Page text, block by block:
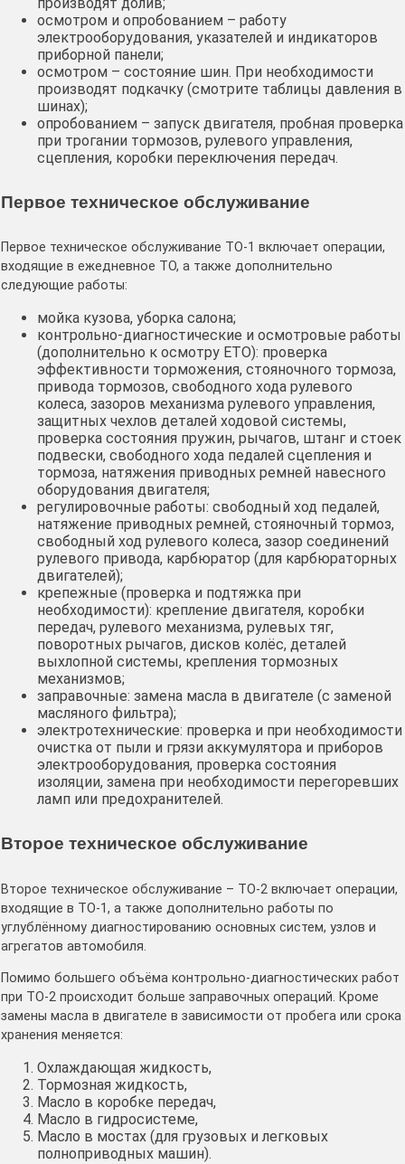
осмотром и опробованием – работу
электрооборудования, указателей и индикаторов
приборной панели;
осмотром – состояние шин. При необходимости
производят подкачку (смотрите таблицы давления в
шинах);
опробованием – запуск двигателя, пробная проверка
при трогании тормозов, рулевого управления,
сцепления, коробки переключения передач.
Первое техническое обслуживание
Первое техническое обслуживание ТО-1 включает операции,
входящие в ежедневное ТО, а также дополнительно
следующие работы:
мойка кузова, уборка салона;
контрольно-диагностические и осмотровые работы
(дополнительно к осмотру ЕТО): проверка
эффективности торможения, стояночного тормоза,
привода тормозов, свободного хода рулевого
колеса, зазоров механизма рулевого управления,
защитных чехлов деталей ходовой системы,
проверка состояния пружин, рычагов, штанг и стоек
подвески, свободного хода педалей сцепления и
тормоза, натяжения приводных ремней навесного
оборудования двигателя;
регулировочные работы: свободный ход педалей,
натяжение приводных ремней, стояночный тормоз,
свободный ход рулевого колеса, зазор соединений
рулевого привода, карбюратор (для карбюраторных
двигателей);
крепежные (проверка и подтяжка при
необходимости): крепление двигателя, коробки
передач, рулевого механизма, рулевых тяг,
поворотных рычагов, дисков колёс, деталей
выхлопной системы, крепления тормозных
механизмов;
заправочные: замена масла в двигателе (с заменой
масляного фильтра);
электротехнические: проверка и при необходимости
очистка от пыли и грязи аккумулятора и приборов
электрооборудования, проверка состояния
изоляции, замена при необходимости перегоревших
ламп или предохранителей.
Второе техническое обслуживание
Второе техническое обслуживание – ТО-2 включает операции,
входящие в ТО-1, а также дополнительно работы по
углублённому диагностированию основных систем, узлов и
агрегатов автомобиля.
Помимо большего объёма контрольно-диагностических работ
при ТО-2 происходит больше заправочных операций. Кроме
замены масла в двигателе в зависимости от пробега или срока
хранения меняется:
Охлаждающая жидкость,
Тормозная жидкость,
Масло в коробке передач,
Масло в гидросистеме,
Масло в мостах (для грузовых и легковых
полноприводных машин).